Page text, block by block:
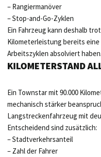
– Rangiermanöver
– Stop-and-Go-Zyklen
Ein Fahrzeug kann deshalb
Kilometerleistung bereits eine
Arbeitszyklen absolviert haben.
KILOMETERSTAND
Ein Townstar mit 90.000
mechanisch stärker
Langstreckenfahrzeug mit
Entscheidend sind zusätzlich:
– Stadtverkehrsanteil
– Zahl der Fahrer